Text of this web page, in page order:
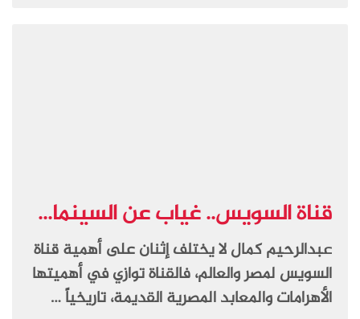
قناة السويس.. غياب عن السينما...
عبدالرحيم كمال لا يختلف إثنان على أهمية قناة
السويس لمصر والعالم، فالقناة توازي في أهميتها
الأهرامات والمعابد المصرية القديمة، تاريخياً …